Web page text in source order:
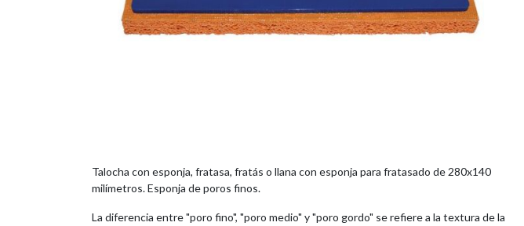
Talocha con esponja, fratasa, fratás o llana con esponja para fratasado de 280x140
milímetros. Esponja de poros finos.
La diferencia entre "poro fino", "poro medio" y "poro gordo" se refiere a la textura de la